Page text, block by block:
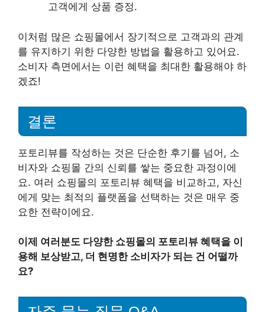
고객에게 상품 증정.
이처럼 많은 쇼핑몰에서 장기적으로 고객과의 관계
를 유지하기 위한 다양한 방법을 활용하고 있어요.
소비자 측면에서는 이런 혜택을 최대한 활용해야 하
겠죠!
결론
포토리뷰를 작성하는 것은 단순한 후기를 넘어, 소
비자와 쇼핑몰 간의 신뢰를 쌓는 중요한 과정이에
요. 여러 쇼핑몰의 포토리뷰 혜택을 비교하고, 자신
에게 맞는 최적의 플랫폼을 선택하는 것은 매우 중
요한 전략이에요.
이제 여러분도 다양한 쇼핑몰의 포토리뷰 혜택을 이
용해 보상받고, 더 현명한 소비자가 되는 건 어떨까
요?